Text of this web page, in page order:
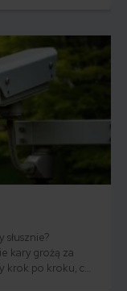
kary grożą za
krok po kroku, co